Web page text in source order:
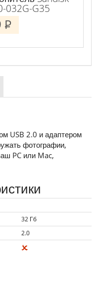
032G-G35
P
USB 2.0 и адаптером
фотографии,
PC или Mac,
32 Гб
2.0